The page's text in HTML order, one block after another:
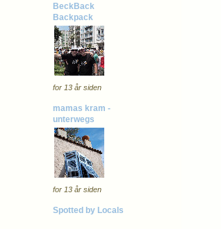
BeckBack
Backpack
for 13 år siden
mamas kram -
unterwegs
for 13 år siden
Spotted by Locals